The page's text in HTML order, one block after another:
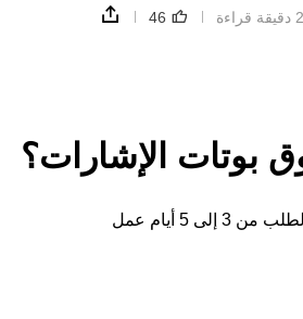
2 دقيقة قراءة
بوتات الإشارات؟
5 أيام عمل